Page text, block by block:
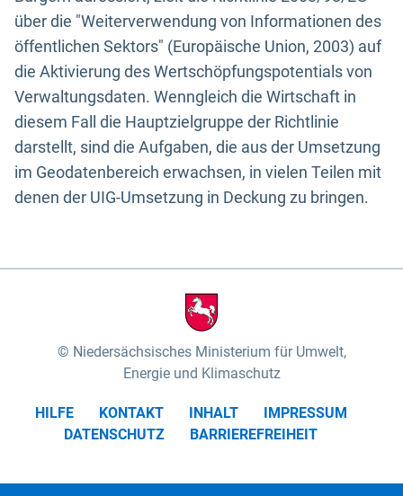
über die "Weiterverwendung von Informationen des
öffentlichen Sektors" (Europäische Union, 2003) auf
die Aktivierung des Wertschöpfungspotentials von
Verwaltungsdaten. Wenngleich die Wirtschaft in
diesem Fall die Hauptzielgruppe der Richtlinie
darstellt, sind die Aufgaben, die aus der Umsetzung
im Geodatenbereich erwachsen, in vielen Teilen mit
denen der UIG-Umsetzung in Deckung zu bringen.
Niedersächsisches Ministerium für Umwelt,
Energie und Klimaschutz
HILFE KONTAKT INHALT
IMPRESSUM
DATENSCHUTZ
BARRIEREFREIHEIT